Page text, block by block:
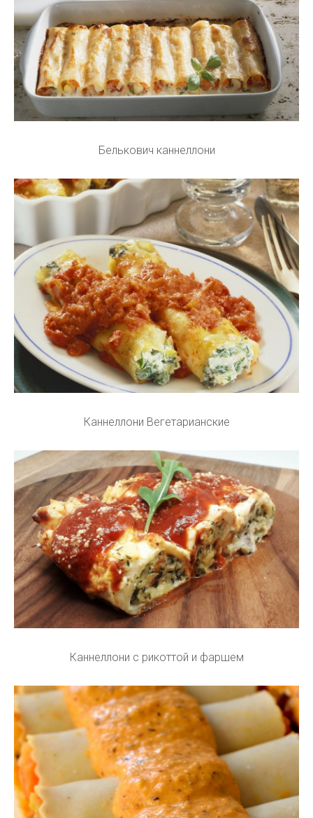
Белькович каннеллони
Каннеллони Вегетарианские
Каннеллони с рикоттой и фаршем